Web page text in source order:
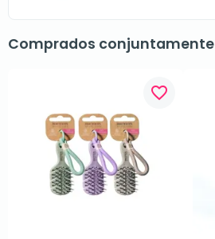
Comprados conjuntamente
favorite_border